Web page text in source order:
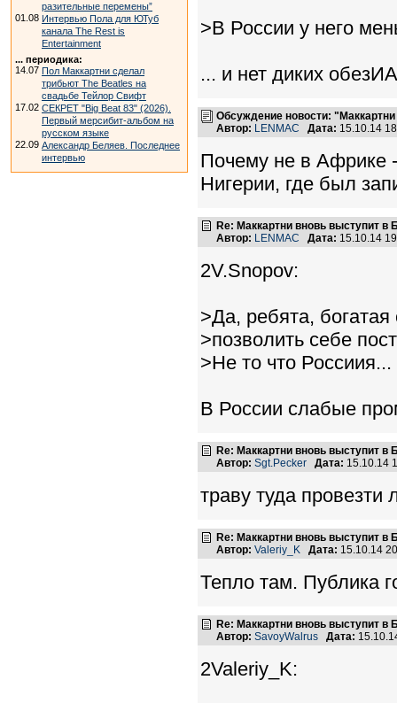
разительные перемены”
01.08 Интервью Пола для ЮТуб
канала The Rest is
Entertainment
... периодика:
14.07 Пол Маккартни сделал
трибьют The Beatles на
свадьбе Тейлор Свифт
17.02 СЕКРЕТ "Big Beat 83" (2026).
Первый мерсибит-альбом на
русском языке
22.09 Александр Беляев. Последнее
интервью
>В России у него
... и нет диких
Обсуждение новости:
Автор: LENMAC Дата: 15.10.14
Почему не в Африке
Нигерии, где был
Re: Маккартни вновь выступит в
Автор: LENMAC Дата: 15.10.14
2V.Snopov:
>Да, ребята,
>позволить себе
>Не то что Россиия...
В России слабые
Re: Маккартни вновь выступит в
Автор: Sgt.Pecker Дата: 15.10.14
траву туда провезти
Re: Маккартни вновь выступит в
Автор: Valeriy_K Дата: 15.10.14
Тепло там. Публика
Re: Маккартни вновь выступит в
Автор: SavoyWalrus Дата:
2Valeriy_K: